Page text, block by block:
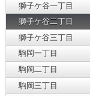
獅子ケ谷一丁目
獅子ケ谷二丁目
獅子ケ谷三丁目
駒岡一丁目
駒岡二丁目
駒岡三丁目